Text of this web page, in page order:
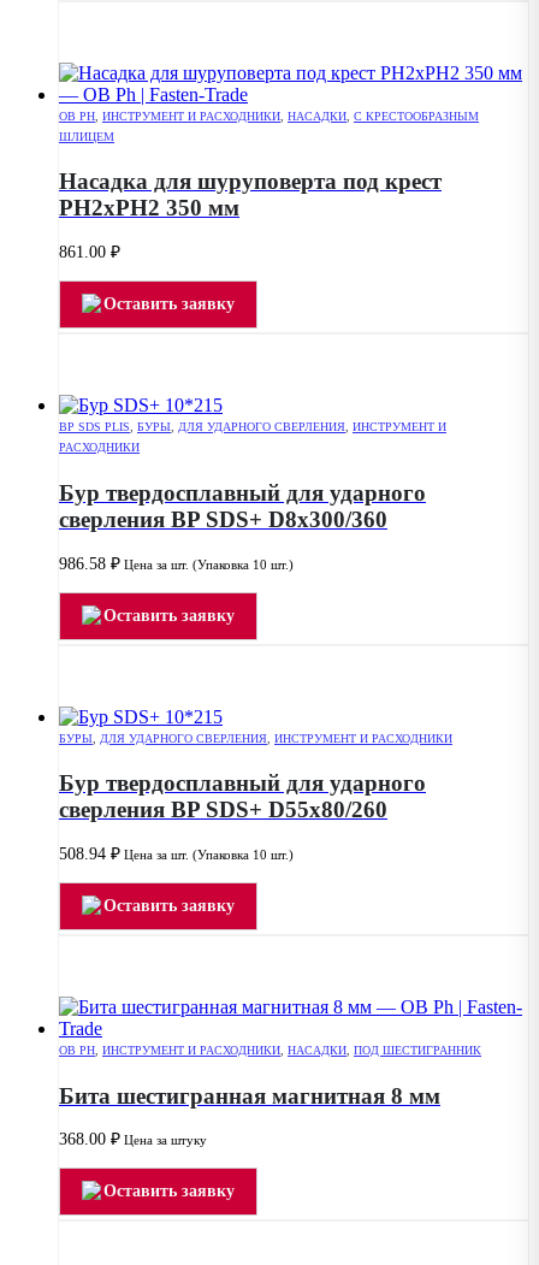
OB PH ИНСТРУМЕНТ И РАСХОДНИКИ НАСАДКИ С КРЕСТООБРАЗНЫМ
ШЛИЦЕМ
Насадка для шуруповерта под крест
РН2хPH2 350 мм
861.00 ₽
Оставить заявку
BP SDS PLIS БУРЫ ДЛЯ УДАРНОГО СВЕРЛЕНИЯ ИНСТРУМЕНТ И
РАСХОДНИКИ
Бур твердосплавный для ударного
сверления BP SDS+ D8x300/360
986.58 ₽ Цена за шт. (Упаковка 10 шт.)
Оставить заявку
БУРЫ ДЛЯ УДАРНОГО СВЕРЛЕНИЯ ИНСТРУМЕНТ И РАСХОДНИКИ
Бур твердосплавный для ударного
сверления BP SDS+ D55x80/260
508.94 ₽ Цена за шт. (Упаковка 10 шт.)
Оставить заявку
OB PH ИНСТРУМЕНТ И РАСХОДНИКИ НАСАДКИ ПОД ШЕСТИГРАННИК
Бита шестигранная магнитная 8 мм
368.00 ₽ Цена за штуку
Оставить заявку